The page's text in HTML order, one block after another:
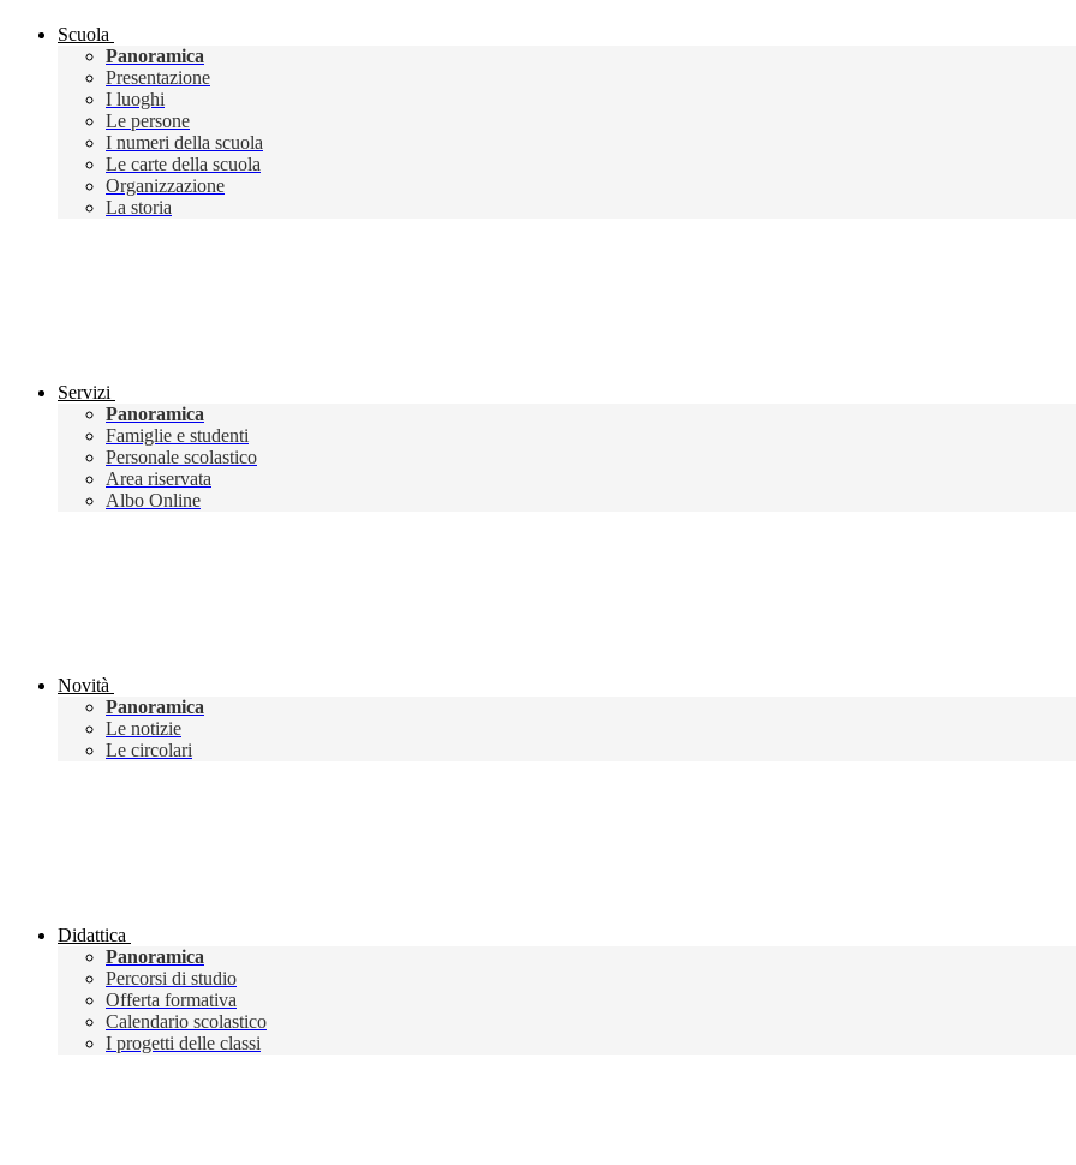
Scuola
Panoramica
Presentazione
I luoghi
Le persone
I numeri della scuola
Le carte della scuola
Organizzazione
La storia
Servizi
Panoramica
Famiglie e studenti
Personale scolastico
Area riservata
Albo Online
Novità
Panoramica
Le notizie
Le circolari
Didattica
Panoramica
Percorsi di studio
Offerta formativa
Calendario scolastico
I progetti delle classi